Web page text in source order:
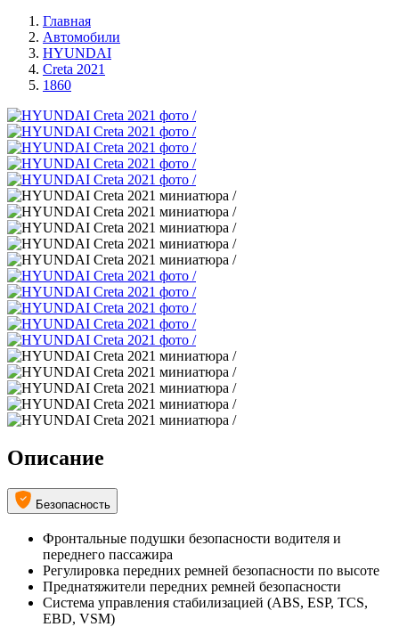
Главная
Автомобили
HYUNDAI
Creta 2021
1860
Описание
Безопасность
Фронтальные подушки безопасности водителя и
переднего пассажира
Регулировка передних ремней безопасности по высоте
Преднатяжители передних ремней безопасности
Система управления стабилизацией (ABS, ESP, TCS,
EBD, VSM)